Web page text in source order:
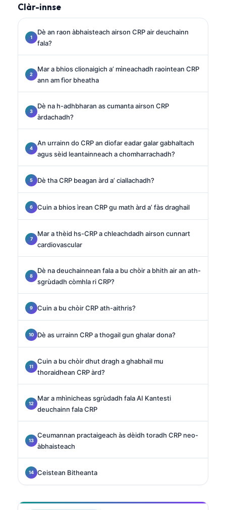
Clàr-innse
Dè an raon àbhaisteach airson CRP air deuchainn
fala?
Mar a bhios clionaigich a’ mìneachadh raointean CRP
ann am fìor bheatha
Dè na h-adhbharan as cumanta airson CRP
àrdachadh?
An urrainn do CRP an diofar eadar galar gabhaltach
agus sèid leantainneach a chomharrachadh?
Dè tha CRP beagan àrd a’ ciallachadh?
Cuin a bhios ìrean CRP gu math àrd a’ fàs draghail
Mar a thèid hs-CRP a chleachdadh airson cunnart
cardiovascular
Dè na deuchainnean fala a bu chòir a bhith air an ath-
sgrùdadh còmhla ri CRP?
Cuin a bu chòir CRP ath-aithris?
Dè as urrainn CRP a thogail gun ghalar dona?
Cuin a bu chòir dhut dragh a ghabhail mu
thoraidhean CRP àrd?
Mar a mhìnicheas sgrùdadh fala AI Kantesti
deuchainn fala CRP
Ceumannan practaigeach às dèidh toradh CRP neo-
àbhaisteach
Ceistean Bitheanta